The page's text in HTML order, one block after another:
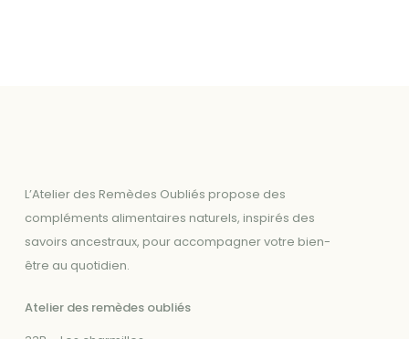
L’Atelier des Remèdes Oubliés propose des
compléments alimentaires naturels, inspirés des
savoirs ancestraux, pour accompagner votre bien-
être au quotidien.
Atelier des remèdes oubliés